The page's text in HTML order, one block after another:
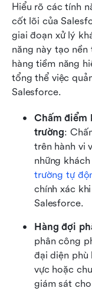
Hiểu rõ các tính
cốt lõi của
giai đoạn xử lý
năng này tạo
hàng tiềm năng
tổng thể việc
Salesforce.
Chấm điểm
trường:
trên hành vi
những
trường tự
chính xác
Salesforce.
Hàng đợi
phân công
đại diện phù
vực hoặc
giám sát